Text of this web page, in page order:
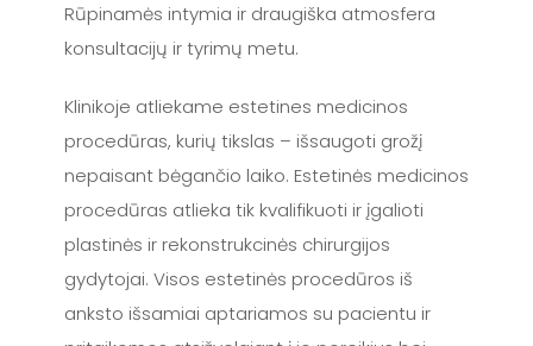
Rūpinamės intymia ir draugiška atmosfera
konsultacijų ir tyrimų metu.
Klinikoje atliekame estetines medicinos
procedūras, kurių tikslas – išsaugoti grožį
nepaisant bėgančio laiko. Estetinės medicinos
procedūras atlieka tik kvalifikuoti ir įgalioti
plastinės ir rekonstrukcinės chirurgijos
gydytojai. Visos estetinės procedūros iš
anksto išsamiai aptariamos su pacientu ir